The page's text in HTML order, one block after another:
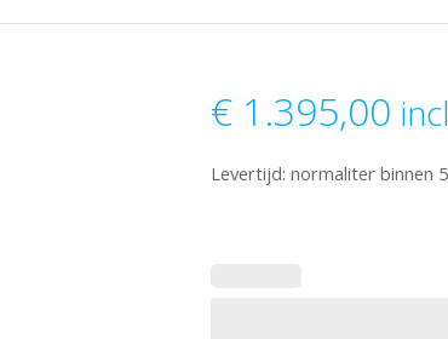
€1.395,00
Levertijd: normaliter binnen